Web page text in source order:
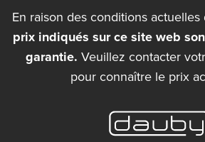
En raison des conditions actuelles
prix indiqués sur ce site web
garantie. Veuillez contacter
pour connaître le prix